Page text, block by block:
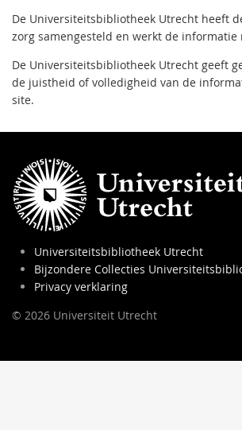
De Universiteitsbibliotheek Utrecht heeft
zorg samengesteld en werkt de informatie
De Universiteitsbibliotheek Utrecht geeft
de juistheid of volledigheid van de
site.
Universiteitsbibliotheek Utrecht
Bijzondere Collecties
Privacy verklaring
© 2026 Universiteit Utrecht